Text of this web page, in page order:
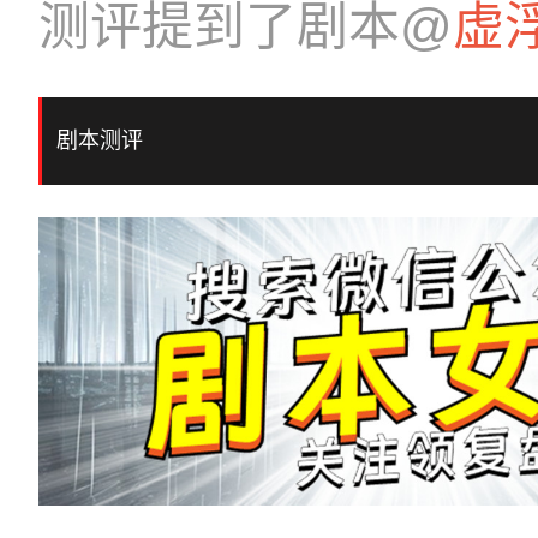
测评提到了剧本@虚
剧本测评